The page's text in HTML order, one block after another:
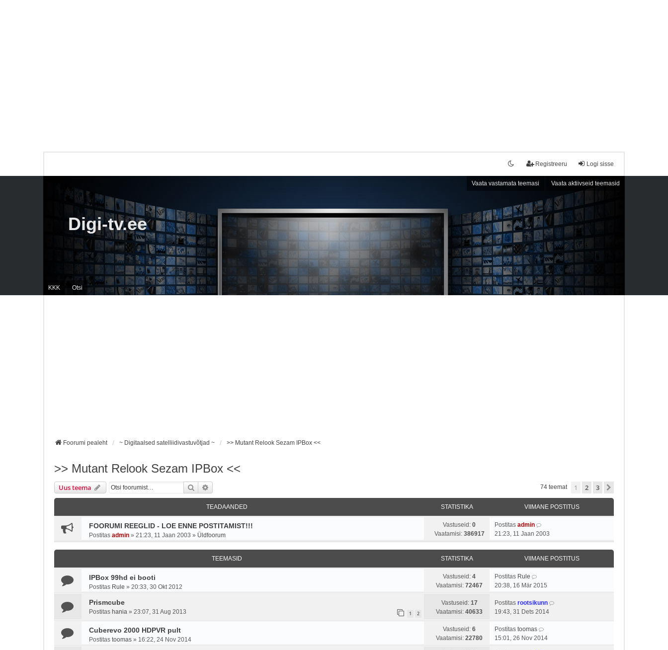
Logi sisse
Registreeru
Vaata vastamata teemasi Vaata aktiivseid teemasid
KKK Otsi
Digi-tv.ee
Foorumi pealeht ~ Digitaalsed satelliidivastuvõtjad ~ >> Mutant Relook Sezam IPBox <<
>> Mutant Relook Sezam IPBox <<
Uus teema Otsi 74 teemat 1 2 3
TEADAANDED STATISTIKA VIIMANE POSTITUS
FOORUMI REEGLID - LOE ENNE POSTITAMIST!!!
Postitas admin » 21:23, 11 Jaan 2003 » Üldfoorum
Vastuseid: 0
Vaatamisi: 386917
Postitas admin
21:23, 11 Jaan 2003
TEEMASID STATISTIKA VIIMANE POSTITUS
IPBox 99hd ei booti
Postitas Rule » 20:33, 30 Okt 2012
Vastuseid: 4
Vaatamisi: 72467
Postitas Rule
20:38, 16 Mär 2015
Prismcube
Postitas hania » 23:07, 31 Aug 2013 1 2
Vastuseid: 17
Vaatamisi: 40633
Postitas rootsikunn
19:43, 31 Dets 2014
Cuberevo 2000 HDPVR pult
Postitas toomas » 16:22, 24 Nov 2014
Vastuseid: 6
Vaatamisi: 22780
Postitas toomas
15:01, 26 Nov 2014